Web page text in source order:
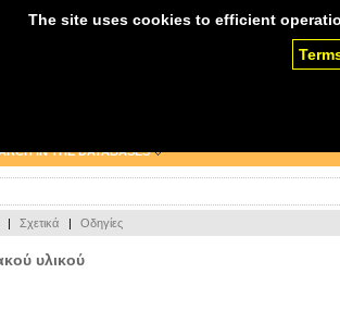
IN THE DATABASES
| Σχετικά | Οδηγίες
υλικού
The site uses cookies to efficient